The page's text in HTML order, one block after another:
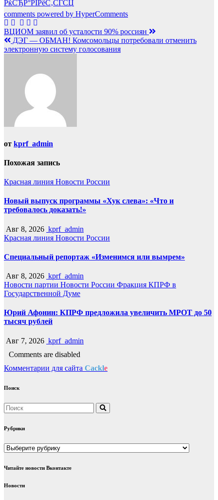
РќСЂР°РІРёС‚СЃСЏ
comments powered by HyperComments
Навигация
по
ВЦИОМ заявил об усталости 90% россиян
ДЭГ — ОБМАН! Комсомольцы потребовали отменить
электронную систему голосования
от kprf_admin
Похожая запись
Красная линия Новости России
Новый выпуск программы «Хук слева»: «Что и
требовалось доказать!»
Авг 8, 2026 kprf_admin
Красная линия Новости России
Специальный репортаж «Изменимся или вымрем»
Авг 8, 2026 kprf_admin
Новости партии Новости России Фракция КПРФ в
Государственной Думе
Юрий Афонин: КПРФ предложила увеличить МРОТ до 50
тысяч рублей
Авг 7, 2026 kprf_admin
Comments are disabled
Комментарии для сайта Cackle
Поиск
Рубрики
Рубрики
Читайте новости Вконтакте
Новости